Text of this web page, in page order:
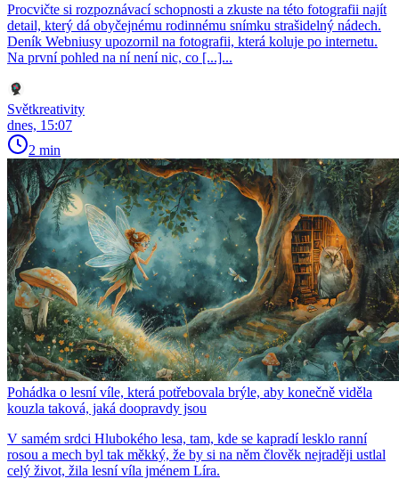
Procvičte si rozpoznávací schopnosti a zkuste na této fotografii najít
detail, který dá obyčejnému rodinnému snímku strašidelný nádech.
Deník Webniusy upozornil na fotografii, která koluje po internetu.
Na první pohled na ní není nic, co [...]...
Světkreativity
dnes, 15:07
2 min
Pohádka o lesní víle, která potřebovala brýle, aby konečně viděla
kouzla taková, jaká doopravdy jsou
V samém srdci Hlubokého lesa, tam, kde se kapradí lesklo ranní
rosou a mech byl tak měkký, že by si na něm člověk nejraději ustlal
celý život, žila lesní víla jménem Líra.